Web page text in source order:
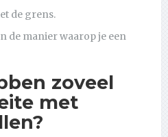
de grens.
de manier waarop je een
zoveel
met